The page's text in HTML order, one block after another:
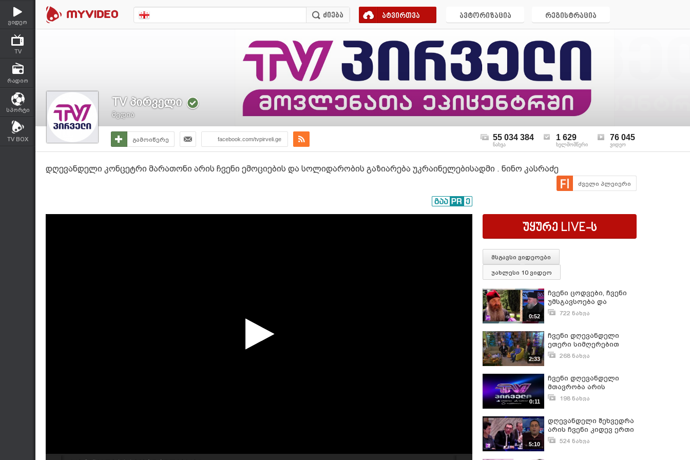
ვიდეო
TV
რადიო
სპორტი
TV BOX
ატვირთვა ავტორიზაცია რეგისტრაცია
TV პირველი
მედია
გამოიწერე facebook.com/tvpirveli.ge 55 034 384
ნახვა
1 629
ხელმომწერი
76 045
ვიდეო
დღევანდელი კონცეტრი მარათონი არის ჩვენი ემოციების და სოლიდარობის გაზიარება უკრაინელებისადმი . ნინო კასრაძე
ძველი პლეიერი
უყურე LIVE-ს
მსგავსი ვიდეოები
უახლესი 10 ვიდეო
0:52
ჩვენი ცოდვები, ჩვენი
უმსგავსოება და
არაქრისტიანული,
ქრისტიანული ცხოვრება
და მმართველობა არის
დღევანდელი
722 ნახვა
2:33
ჩვენი დღევანდელი
ეთერი სიმღერებით
არის სავსე
268 ნახვა
0:11
ჩვენი დღევანდელი
მთავრობა არის
მოღალატე, ეს არის
198 ნახვა
5:10
დღევანდელი შეხვედრა
არის ჩვენი კიდევ ერთი
გამარჯვება - გიორგი
524 ნახვა